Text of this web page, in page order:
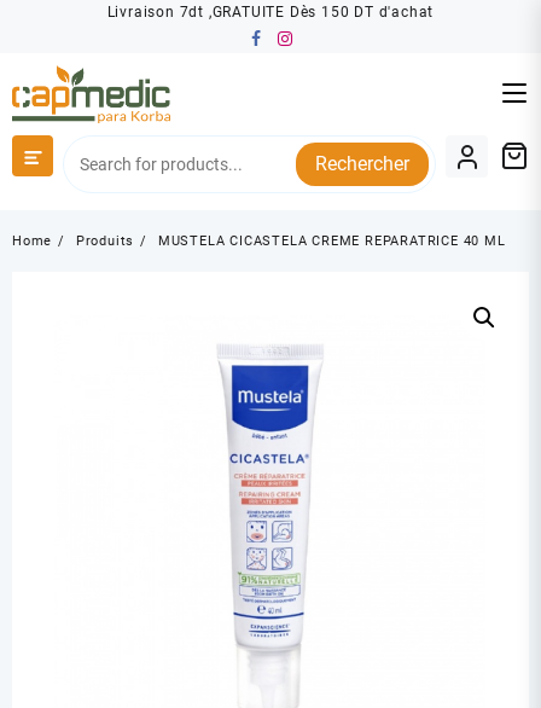
Livraison 7dt ,GRATUITE Dès 150 DT d'achat
Rechercher
Home Produits MUSTELA CICASTELA CREME REPARATRICE 40 ML